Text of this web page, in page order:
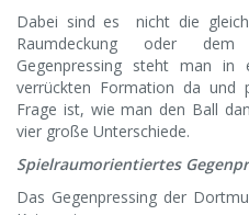
Dabei sind es nicht die
Raumdeckung oder
Gegenpressing steht man in
verrückten Formation da und
Frage ist, wie man den Ball
vier große Unterschiede.
Spielraumorientiertes
Das Gegenpressing der